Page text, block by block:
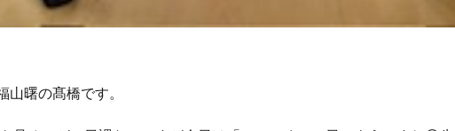
山曙の髙橋です。